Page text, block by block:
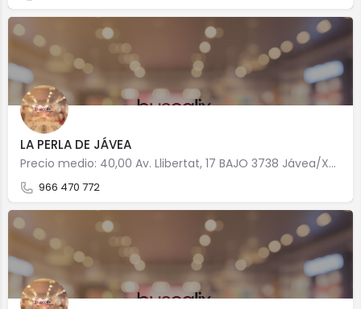
LA PERLA DE JÁVEA
Precio medio: 40,00 Av. Llibertat, 17 BAJO 3738 Jávea/Xàbia
966 470 772